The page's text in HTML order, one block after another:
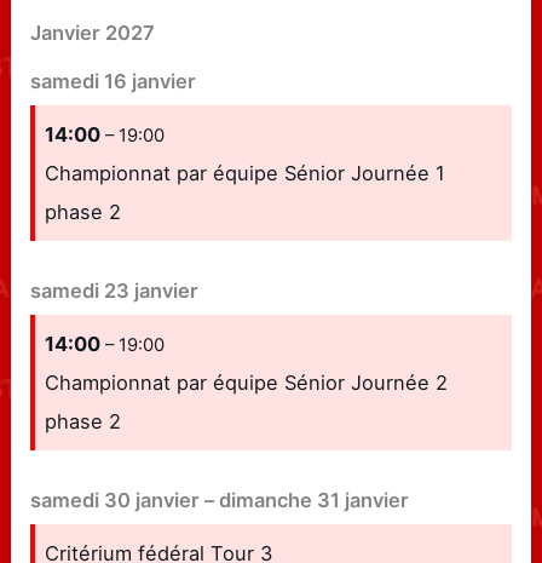
Janvier 2027
samedi 16 janvier
14:00– 19:00
Championnat par équipe Sénior Journée 1
phase 2
samedi 23 janvier
14:00– 19:00
Championnat par équipe Sénior Journée 2
phase 2
samedi 30 janvier –dimanche 31 janvier
Critérium fédéral Tour 3